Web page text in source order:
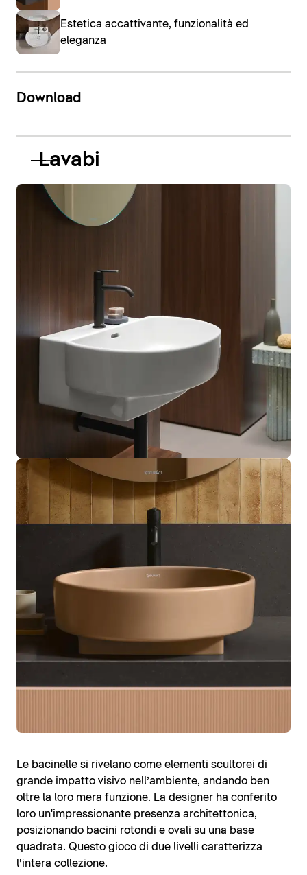
Estetica accattivante, funzionalità ed
eleganza
Download
Lavabi
Le bacinelle si rivelano come elementi scultorei di
grande impatto visivo nell’ambiente, andando ben
oltre la loro mera funzione. La designer ha conferito
loro un'impressionante presenza architettonica,
posizionando bacini rotondi e ovali su una base
quadrata. Questo gioco di due livelli caratterizza
l’intera collezione.